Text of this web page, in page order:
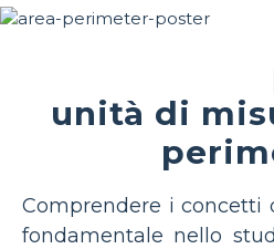
unità di
Comprendere i concetti
fondamentale nello